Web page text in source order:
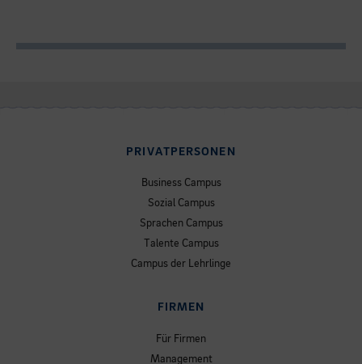
PRIVATPERSONEN
Business Campus
Sozial Campus
Sprachen Campus
Talente Campus
Campus der Lehrlinge
FIRMEN
Für Firmen
Management